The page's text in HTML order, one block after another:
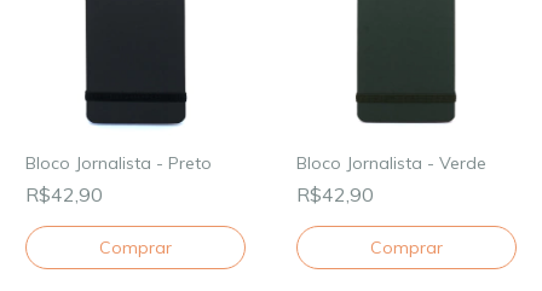
Bloco Jornalista - Preto
R$42,90
Bloco Jornalista - Verde
R$42,90